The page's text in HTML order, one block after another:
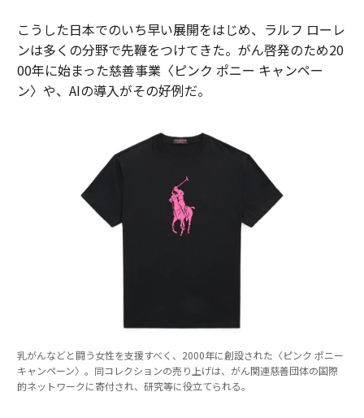
こうした日本でのいち早い展開をはじめ、ラルフ ローレ
ンは多くの分野で先鞭をつけてきた。がん啓発のため20
00年に始まった慈善事業〈ピンク ポニー キャンペー
ン〉や、AIの導入がその好例だ。
乳がんなどと闘う女性を支援すべく、2000年に創設された〈ピンク ポニー
キャンペーン〉。同コレクションの売り上げは、がん関連慈善団体の国際
的ネットワークに寄付され、研究等に役立てられる。